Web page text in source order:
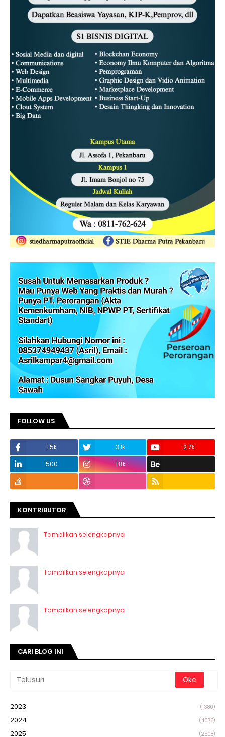
FOLLOW US
1.5k 3.1k
2.7k
500
1.8k
KONTRIBUTOR
Tampilkan selengkapnya
Tampilkan selengkapnya
Tampilkan selengkapnya
CARI BLOG INI
2023 (1380)
2024 (4075)
2025 (2508)